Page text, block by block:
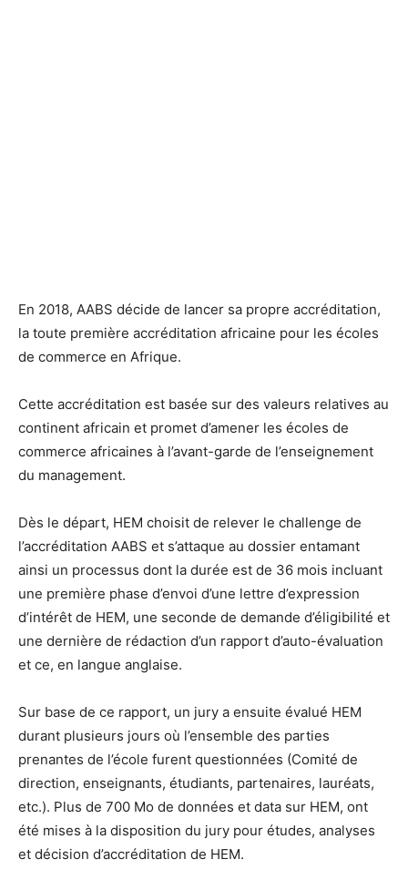
En 2018, AABS décide de lancer sa propre accréditation,
la toute première accréditation africaine pour les écoles
de commerce en Afrique.
Cette accréditation est basée sur des valeurs relatives au
continent africain et promet d’amener les écoles de
commerce africaines à l’avant-garde de l’enseignement
du management.
Dès le départ, HEM choisit de relever le challenge de
l’accréditation AABS et s’attaque au dossier entamant
ainsi un processus dont la durée est de 36 mois incluant
une première phase d’envoi d’une lettre d’expression
d’intérêt de HEM, une seconde de demande d’éligibilité et
une dernière de rédaction d’un rapport d’auto-évaluation
et ce, en langue anglaise.
Sur base de ce rapport, un jury a ensuite évalué HEM
durant plusieurs jours où l’ensemble des parties
prenantes de l’école furent questionnées (Comité de
direction, enseignants, étudiants, partenaires, lauréats,
etc.). Plus de 700 Mo de données et data sur HEM, ont
été mises à la disposition du jury pour études, analyses
et décision d’accréditation de HEM.